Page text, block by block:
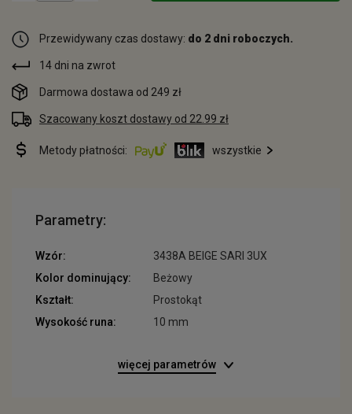
Przewidywany czas dostawy: do 2 dni roboczych.
14 dni na zwrot
Darmowa dostawa od 249 zł
Szacowany koszt dostawy od 22.99 zł
Metody płatności: wszystkie
Parametry:
Wzór:
3438A BEIGE SARI 3UX
Kolor dominujący:
Beżowy
Kształt:
Prostokąt
Wysokość runa:
10 mm
więcej parametrów